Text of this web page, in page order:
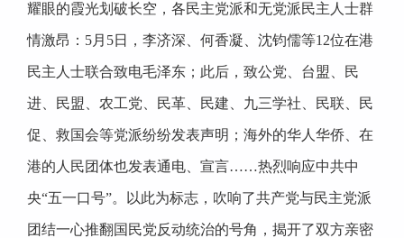
耀眼的霞光划破长空，各民主党派和无党派民主人士群
情激昂：5月5日，李济深、何香凝、沈钧儒等12位在港
民主人士联合致电毛泽东；此后，致公党、台盟、民
进、民盟、农工党、民革、民建、九三学社、民联、民
促、救国会等党派纷纷发表声明；海外的华人华侨、在
港的人民团体也发表通电、宣言……热烈响应中共中
央“五一口号”。以此为标志，吹响了共产党与民主党派
团结一心推翻国民党反动统治的号角，揭开了双方亲密